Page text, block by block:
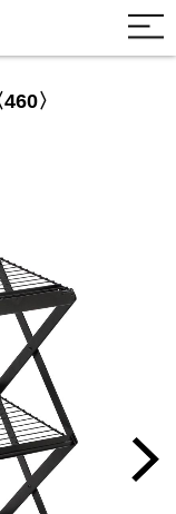
〉